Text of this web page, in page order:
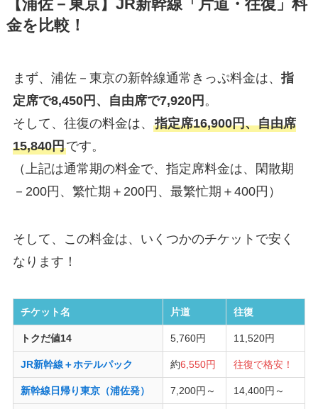
【浦佐－東京】JR新幹線「片道・往復」料
金を比較！
まず、浦佐－東京の新幹線通常きっぷ料金は、 指
定席で8,450円、自由席で7,920円 。
そして、往復の料金は、 指定席16,900円、自由席
15,840円です。
（上記は通常期の料金で、指定席料金は、閑散期
－200円、繁忙期＋200円、最繁忙期＋400円）
そして、この料金は、いくつかのチケットで安く
なります！
チケット名 片道 往復
トクだ値14 5,760円 11,520円
JR新幹線＋ホテルパック 約6,550円 往復で格安！
新幹線日帰り東京（浦佐発） 7,200円～ 14,400円～